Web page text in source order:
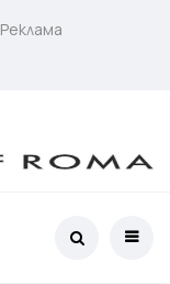
Реклама